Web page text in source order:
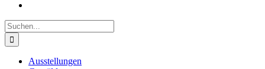
Suche
nach:
Ausstellungen